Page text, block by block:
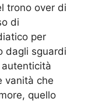
trono over di
di
per
dagli sguardi
vanità che
quello